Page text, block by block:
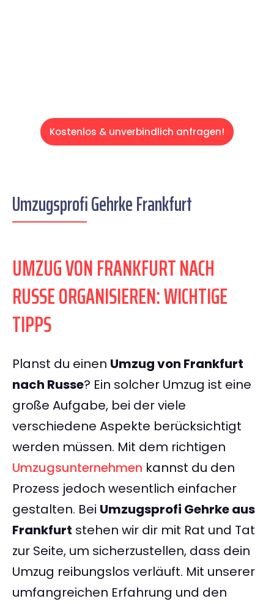
Kostenlos & unverbindlich anfragen!
Umzugsprofi Gehrke Frankfurt
UMZUG VON FRANKFURT NACH
RUSSE ORGANISIEREN: WICHTIGE
TIPPS
Planst du einen Umzug von Frankfurt
nach Russe? Ein solcher Umzug ist eine
große Aufgabe, bei der viele
verschiedene Aspekte berücksichtigt
werden müssen. Mit dem richtigen
Umzugsunternehmen kannst du den
Prozess jedoch wesentlich einfacher
gestalten. Bei Umzugsprofi Gehrke aus
Frankfurt stehen wir dir mit Rat und Tat
zur Seite, um sicherzustellen, dass dein
Umzug reibungslos verläuft. Mit unserer
umfangreichen Erfahrung und den